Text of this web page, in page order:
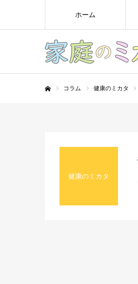
ホーム
コラム 健康のミカタ
健康のミカタ